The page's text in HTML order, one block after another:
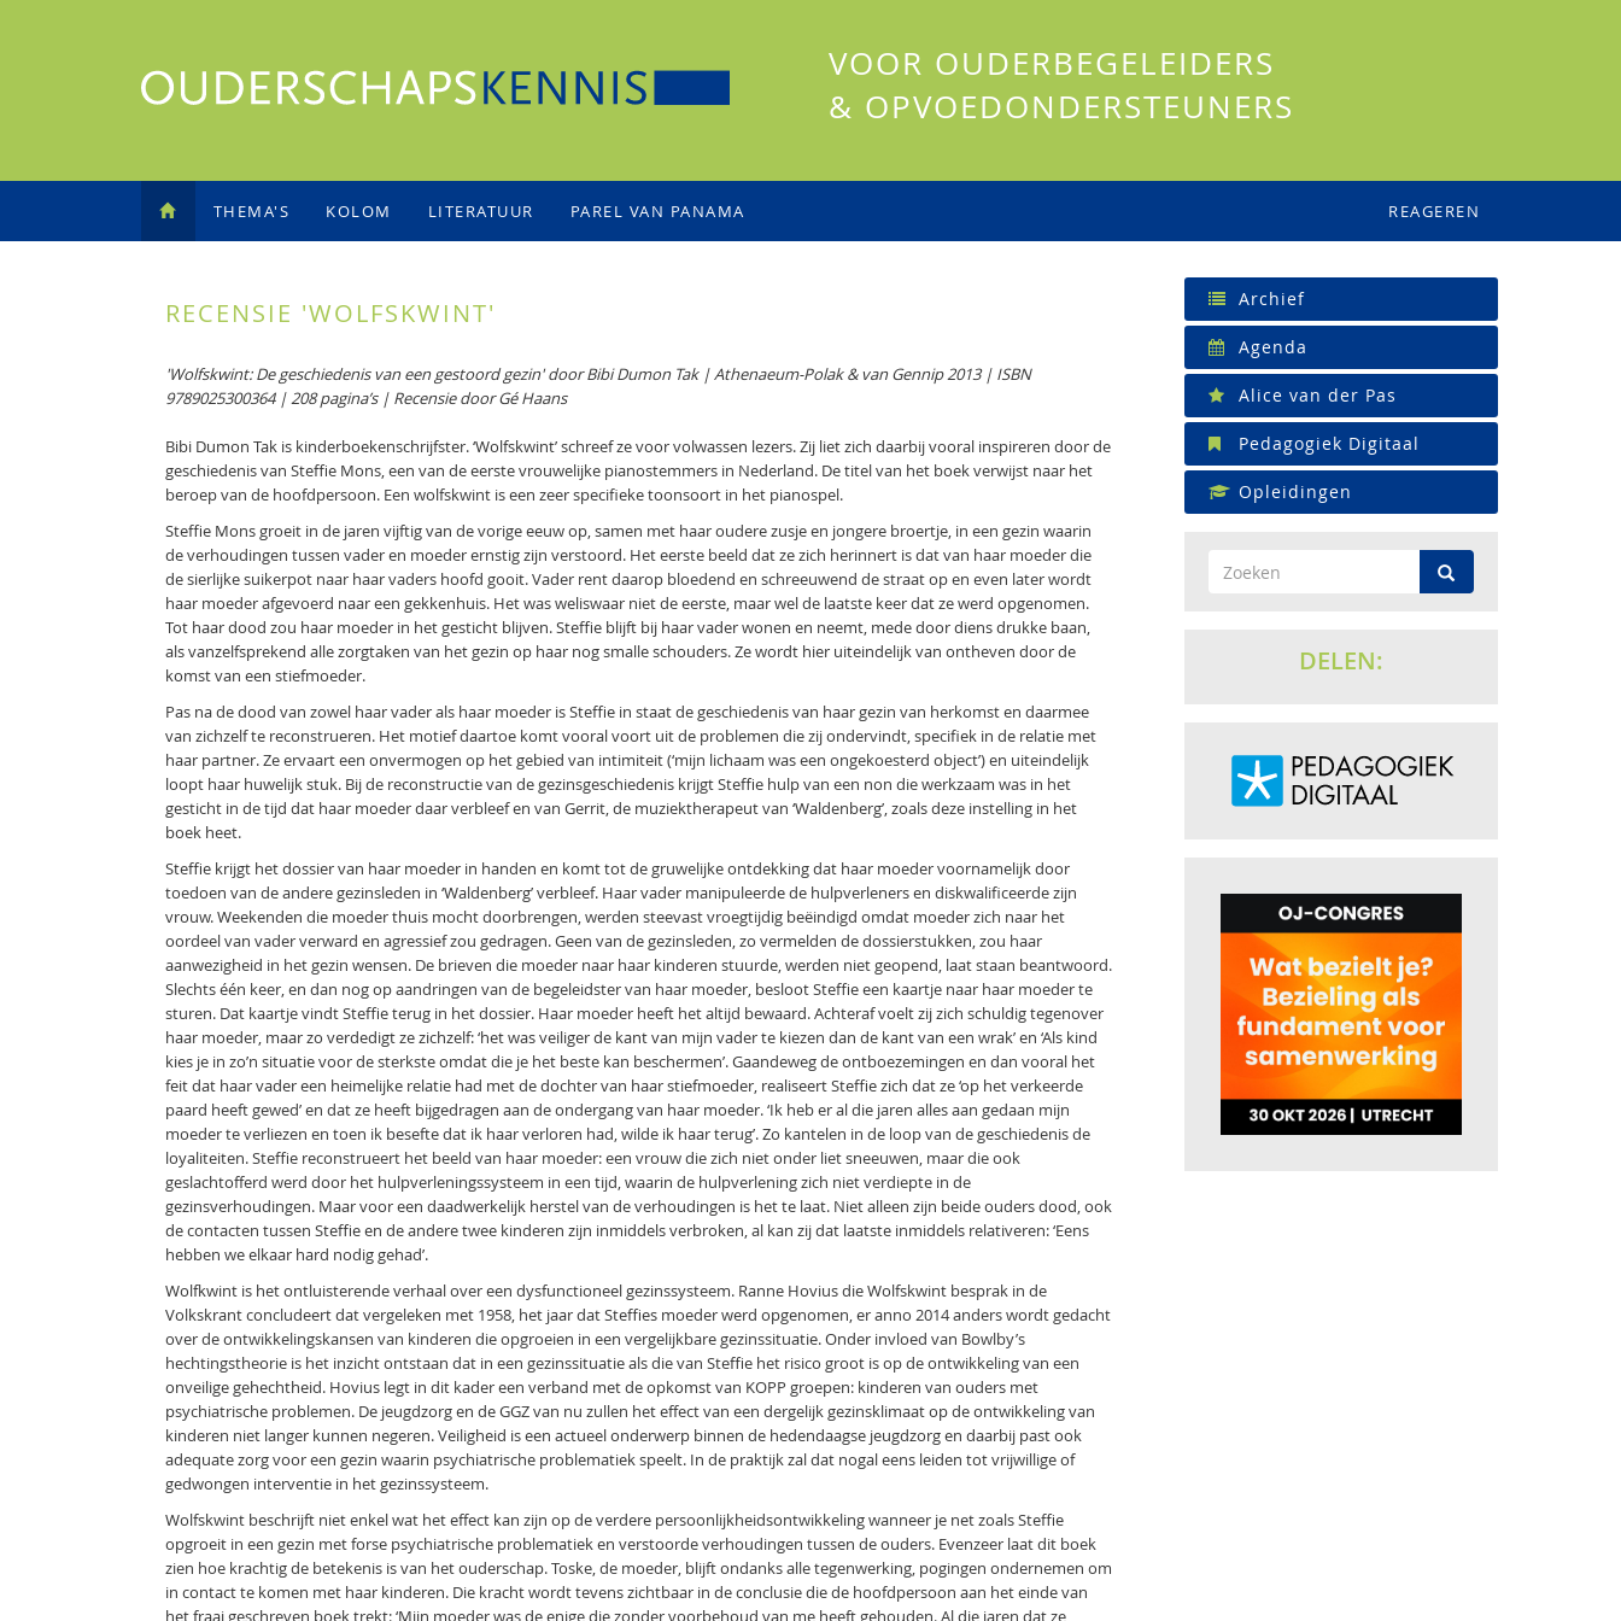
VOOR OUDERBEGELEIDERS
& OPVOEDONDERSTEUNERS
THEMA'S KOLOM LITERATUUR PAREL VAN PANAMA REAGEREN
RECENSIE 'WOLFSKWINT'
'Wolfskwint: De geschiedenis van een gestoord gezin' door Bibi Dumon Tak | Athenaeum-Polak & van Gennip 2013 | ISBN
9789025300364 | 208 pagina’s | Recensie door Gé Haans
Bibi Dumon Tak is kinderboekenschrijfster. ‘Wolfskwint’ schreef ze voor volwassen lezers. Zij liet zich daarbij vooral inspireren door de
geschiedenis van Steffie Mons, een van de eerste vrouwelijke pianostemmers in Nederland. De titel van het boek verwijst naar het
beroep van de hoofdpersoon. Een wolfskwint is een zeer specifieke toonsoort in het pianospel.
Steffie Mons groeit in de jaren vijftig van de vorige eeuw op, samen met haar oudere zusje en jongere broertje, in een gezin waarin
de verhoudingen tussen vader en moeder ernstig zijn verstoord. Het eerste beeld dat ze zich herinnert is dat van haar moeder die
de sierlijke suikerpot naar haar vaders hoofd gooit. Vader rent daarop bloedend en schreeuwend de straat op en even later wordt
haar moeder afgevoerd naar een gekkenhuis. Het was weliswaar niet de eerste, maar wel de laatste keer dat ze werd opgenomen.
Tot haar dood zou haar moeder in het gesticht blijven. Steffie blijft bij haar vader wonen en neemt, mede door diens drukke baan,
als vanzelfsprekend alle zorgtaken van het gezin op haar nog smalle schouders. Ze wordt hier uiteindelijk van ontheven door de
komst van een stiefmoeder.
Pas na de dood van zowel haar vader als haar moeder is Steffie in staat de geschiedenis van haar gezin van herkomst en daarmee
van zichzelf te reconstrueren. Het motief daartoe komt vooral voort uit de problemen die zij ondervindt, specifiek in de relatie met
haar partner. Ze ervaart een onvermogen op het gebied van intimiteit (‘mijn lichaam was een ongekoesterd object’) en uiteindelijk
loopt haar huwelijk stuk. Bij de reconstructie van de gezinsgeschiedenis krijgt Steffie hulp van een non die werkzaam was in het
gesticht in de tijd dat haar moeder daar verbleef en van Gerrit, de muziektherapeut van ‘Waldenberg’, zoals deze instelling in het
boek heet.
Steffie krijgt het dossier van haar moeder in handen en komt tot de gruwelijke ontdekking dat haar moeder voornamelijk door
toedoen van de andere gezinsleden in ‘Waldenberg’ verbleef. Haar vader manipuleerde de hulpverleners en diskwalificeerde zijn
vrouw. Weekenden die moeder thuis mocht doorbrengen, werden steevast vroegtijdig beëindigd omdat moeder zich naar het
oordeel van vader verward en agressief zou gedragen. Geen van de gezinsleden, zo vermelden de dossierstukken, zou haar
aanwezigheid in het gezin wensen. De brieven die moeder naar haar kinderen stuurde, werden niet geopend, laat staan beantwoord.
Slechts één keer, en dan nog op aandringen van de begeleidster van haar moeder, besloot Steffie een kaartje naar haar moeder te
sturen. Dat kaartje vindt Steffie terug in het dossier. Haar moeder heeft het altijd bewaard. Achteraf voelt zij zich schuldig tegenover
haar moeder, maar zo verdedigt ze zichzelf: ‘het was veiliger de kant van mijn vader te kiezen dan de kant van een wrak’ en ‘Als kind
kies je in zo’n situatie voor de sterkste omdat die je het beste kan beschermen’. Gaandeweg de ontboezemingen en dan vooral het
feit dat haar vader een heimelijke relatie had met de dochter van haar stiefmoeder, realiseert Steffie zich dat ze ‘op het verkeerde
paard heeft gewed’ en dat ze heeft bijgedragen aan de ondergang van haar moeder. ‘Ik heb er al die jaren alles aan gedaan mijn
moeder te verliezen en toen ik besefte dat ik haar verloren had, wilde ik haar terug’. Zo kantelen in de loop van de geschiedenis de
loyaliteiten. Steffie reconstrueert het beeld van haar moeder: een vrouw die zich niet onder liet sneeuwen, maar die ook
geslachtofferd werd door het hulpverleningssysteem in een tijd, waarin de hulpverlening zich niet verdiepte in de
gezinsverhoudingen. Maar voor een daadwerkelijk herstel van de verhoudingen is het te laat. Niet alleen zijn beide ouders dood, ook
de contacten tussen Steffie en de andere twee kinderen zijn inmiddels verbroken, al kan zij dat laatste inmiddels relativeren: ‘Eens
hebben we elkaar hard nodig gehad’.
Wolfkwint is het ontluisterende verhaal over een dysfunctioneel gezinssysteem. Ranne Hovius die Wolfskwint besprak in de
Volkskrant concludeert dat vergeleken met 1958, het jaar dat Steffies moeder werd opgenomen, er anno 2014 anders wordt gedacht
over de ontwikkelingskansen van kinderen die opgroeien in een vergelijkbare gezinssituatie. Onder invloed van Bowlby’s
hechtingstheorie is het inzicht ontstaan dat in een gezinssituatie als die van Steffie het risico groot is op de ontwikkeling van een
onveilige gehechtheid. Hovius legt in dit kader een verband met de opkomst van KOPP groepen: kinderen van ouders met
psychiatrische problemen. De jeugdzorg en de GGZ van nu zullen het effect van een dergelijk gezinsklimaat op de ontwikkeling van
kinderen niet langer kunnen negeren. Veiligheid is een actueel onderwerp binnen de hedendaagse jeugdzorg en daarbij past ook
adequate zorg voor een gezin waarin psychiatrische problematiek speelt. In de praktijk zal dat nogal eens leiden tot vrijwillige of
gedwongen interventie in het gezinssysteem.
Wolfskwint beschrijft niet enkel wat het effect kan zijn op de verdere persoonlijkheidsontwikkeling wanneer je net zoals Steffie
opgroeit in een gezin met forse psychiatrische problematiek en verstoorde verhoudingen tussen de ouders. Evenzeer laat dit boek
zien hoe krachtig de betekenis is van het ouderschap. Toske, de moeder, blijft ondanks alle tegenwerking, pogingen ondernemen om
in contact te komen met haar kinderen. Die kracht wordt tevens zichtbaar in de conclusie die de hoofdpersoon aan het einde van
het fraai geschreven boek trekt: ‘Mijn moeder was de enige die zonder voorbehoud van me heeft gehouden. Al die jaren dat ze
Archief
Agenda
Alice van der Pas
Pedagogiek Digitaal
Opleidingen
DELEN: